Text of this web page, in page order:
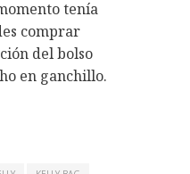
tenía
comprar
delbolso
en ganchillo.